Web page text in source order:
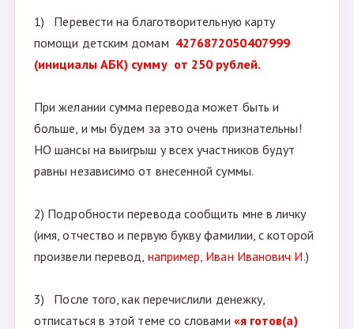
1) Перевести на благотворительную карту
помощи детским домам 4276872050407999
(инициалы АБК) сумму от 250 рублей.
При желании сумма перевода может быть и
больше, и мы будем за это очень признательны!
НО шансы на выигрыш у всех участников будут
равны независимо от внесенной суммы.
2) Подробности перевода сообщить мне в личку
(имя, отчество и первую букву фамилии, с которой
произвели перевод, например, Иван Иванович И.)
3) После того, как перечислили денежку,
отписаться в этой теме со словами «я готов(а)